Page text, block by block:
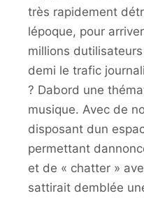
très rapidement
lépoque, pour
millions
demi le trafic
? Dabord une
musique. Avec de
disposant dun
permettant
et de « chatter »
sattirait demblée